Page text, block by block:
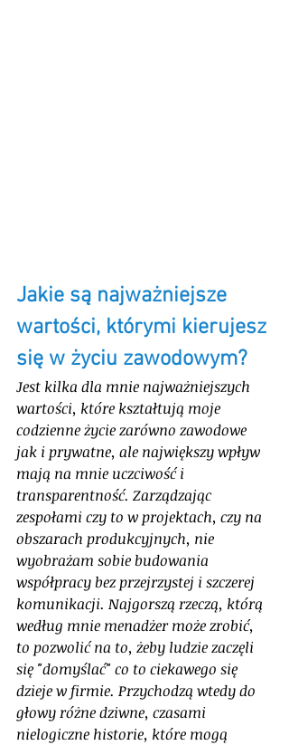
Jakie są najważniejsze
wartości, którymi kierujesz
się w życiu zawodowym?
Jest kilka dla mnie najważniejszych
wartości, które kształtują moje
codzienne życie zarówno zawodowe
jak i prywatne, ale największy wpływ
mają na mnie uczciwość i
transparentność. Zarządzając
zespołami czy to w projektach, czy na
obszarach produkcyjnych, nie
wyobrażam sobie budowania
współpracy bez przejrzystej i szczerej
komunikacji. Najgorszą rzeczą, którą
według mnie menadżer może zrobić,
to pozwolić na to, żeby ludzie zaczęli
się "domyślać" co to ciekawego się
dzieje w firmie. Przychodzą wtedy do
głowy różne dziwne, czasami
nielogiczne historie, które mogą